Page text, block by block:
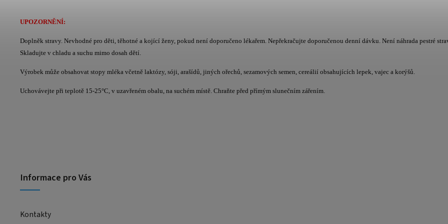
UPOZORNĚNÍ:
Doplněk stravy. Nevhodné pro děti, těhotné a kojící ženy, pokud není doporučeno lékařem. Nepřekračujte doporučenou denní dávku. Není náhrada pestré
Skladujte v chladu a suchu mimo dosah dětí.
Výrobek může obsahovat stopy mléka včetně laktózy, sóji, arašídů, jiných ořechů, sezamových semen, cereálií obsahujících lepek, vajec a korýšů.
Uchovávejte při teplotě 15-25°C, v uzavřeném obalu, na suchém místě. Chraňte před přímým slunečním zářením.
Informace pro Vás
Kontakty